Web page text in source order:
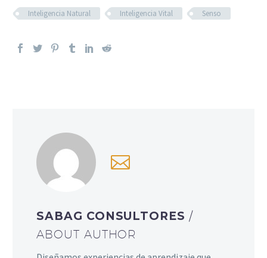
Inteligencia Natural
Inteligencia Vital Senso
SABAG CONSULTORES/
ABOUT AUTHOR